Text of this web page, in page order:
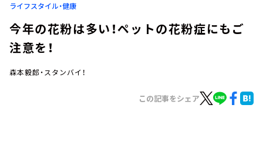
ログイン
ライフスタイル・健康
今年の花粉は多い！ペットの花粉症にもご
注意を！
森本毅郎・スタンバイ！
この記事をシェア